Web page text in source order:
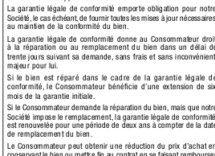
La garantie légale de conformité emporte obligation pour notre
Société, le cas échéant, de fournir toutes les mises à jour nécessaires
au maintien de la conformité du bien.
La garantie légale de conformité donne au Consommateur droit
à la réparation ou au remplacement du bien dans un délai
trente jours suivant sa demande, sans frais et sans inconvénient
majeur pour lui.
Si le bien est réparé dans le cadre de la garantie légale
conformité, le Consommateur bénéﬁcie d’une extension de six
mois de la garantie initiale.
Si le Consommateur demande la réparation du bien, mais que
Société impose le remplacement, la garantie légale de conformité
est renouvelée pour une période de deux ans à compter de la
de remplacement du bien.
Le Consommateur peut obtenir une réduction du prix d’achat en